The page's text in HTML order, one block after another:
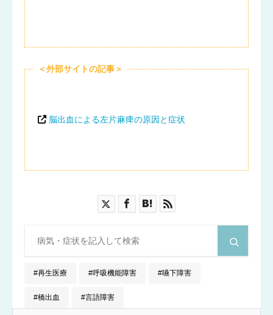
＜外部サイトの記事＞
脳出血による左片麻痺の原因と症状
再生医療 呼吸機能障害 嚥下障害
橋出血 言語障害